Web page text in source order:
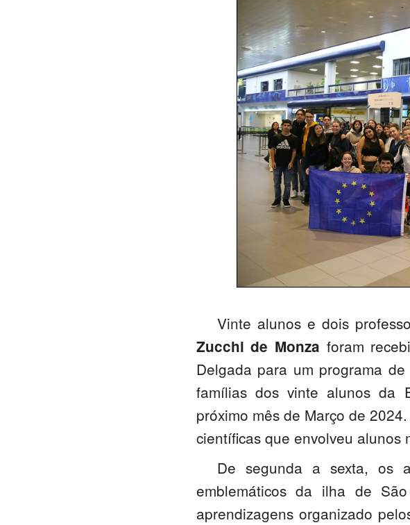
Vinte alunos e dois
Zucchi de Monza foram
Delgada para um programa
famílias dos vinte alunos da
próximo mês de Março de
científicas que envolveu alunos
De segunda a sexta, os
emblemáticos da ilha de
aprendizagens organizado